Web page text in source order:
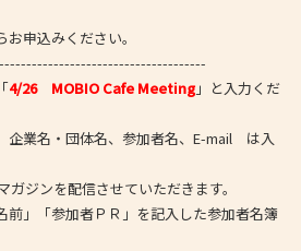
お申込みください。
4/26 MOBIO Cafe Meeting 」と入力くだ
企業名・団体名、参加者名、E-mail は入
ジンを配信させていただきます。
」「参加者ＰＲ」を記入した参加者名簿